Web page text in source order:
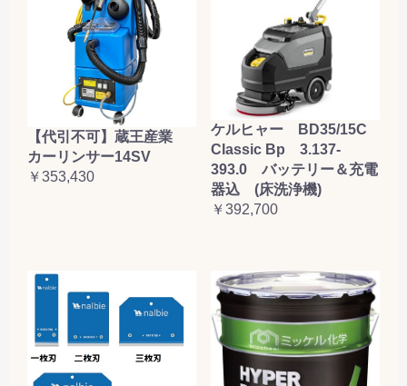
【代引不可】蔵王産業
カーリンサー14SV
￥353,430
ケルヒャー BD35/15C
Classic Bp 3.137-
393.0 バッテリー＆充電
器込 (床洗浄機)
￥392,700